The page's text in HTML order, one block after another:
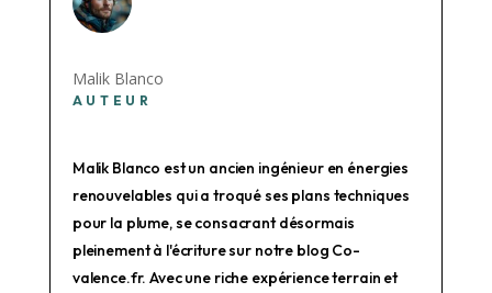
Malik Blanco
AUTEUR
Malik Blanco est un ancien ingénieur en énergies
renouvelables qui a troqué ses plans techniques
pour la plume, se consacrant désormais
pleinement à l'écriture sur notre blog Co-
valence.fr. Avec une riche expérience terrain et